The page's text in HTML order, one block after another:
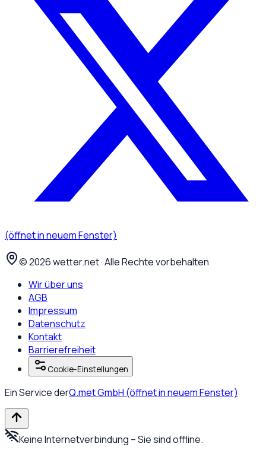
(öffnet in neuem Fenster)
©2026wetter.net · Alle Rechte vorbehalten
Wir über uns
AGB
Impressum
Datenschutz
Kontakt
Barrierefreiheit
Cookie-Einstellungen
Ein Service derQ.met GmbH (öffnet in neuem Fenster)
Keine Internetverbindung – Sie sind offline.